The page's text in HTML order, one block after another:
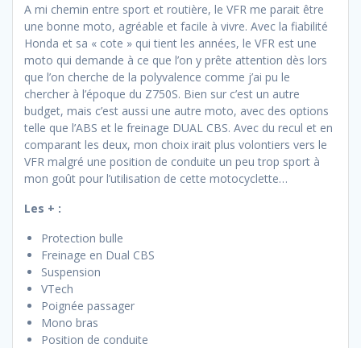
A mi chemin entre sport et routière, le VFR me parait être
une bonne moto, agréable et facile à vivre. Avec la fiabilité
Honda et sa « cote » qui tient les années, le VFR est une
moto qui demande à ce que l’on y prête attention dès lors
que l’on cherche de la polyvalence comme j’ai pu le
chercher à l’époque du Z750S. Bien sur c’est un autre
budget, mais c’est aussi une autre moto, avec des options
telle que l’ABS et le freinage DUAL CBS. Avec du recul et en
comparant les deux, mon choix irait plus volontiers vers le
VFR malgré une position de conduite un peu trop sport à
mon goût pour l’utilisation de cette motocyclette…
Les + :
Protection bulle
Freinage en Dual CBS
Suspension
VTech
Poignée passager
Mono bras
Position de conduite